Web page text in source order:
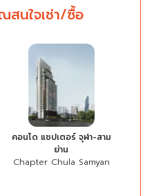
นใจเช่า/ซื้อ
คอนโด แชปเตอร์ จุฬา-สาม
ย่าน
Chapter Chula Samyan